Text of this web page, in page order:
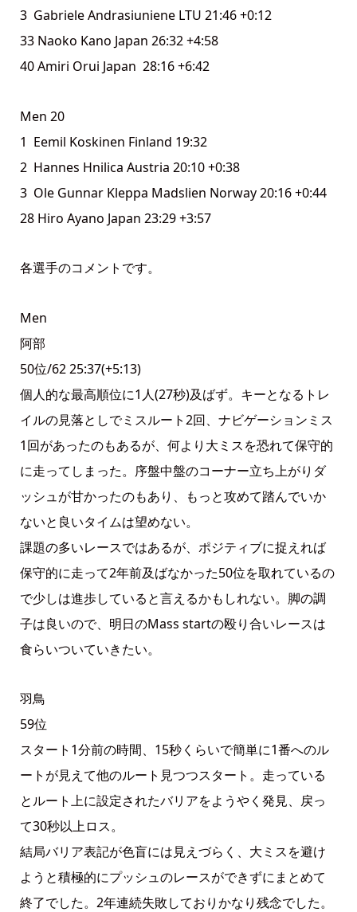
3 Gabriele Andrasiuniene LTU 21:46 +0:12
33 Naoko Kano Japan 26:32 +4:58
40 Amiri Orui Japan 28:16 +6:42
Men 20
1 Eemil Koskinen Finland 19:32
2 Hannes Hnilica Austria 20:10 +0:38
3 Ole Gunnar Kleppa Madslien Norway 20:16 +0:44
28 Hiro Ayano Japan 23:29 +3:57
各選手のコメントです。
Men
阿部
50位/62 25:37(+5:13)
個人的な最高順位に1人(27秒)及ばず。キーとなるトレ
イルの見落としでミスルート2回、ナビゲーションミス
1回があったのもあるが、何より大ミスを恐れて保守的
に走ってしまった。序盤中盤のコーナー立ち上がりダ
ッシュが甘かったのもあり、もっと攻めて踏んでいか
ないと良いタイムは望めない。
課題の多いレースではあるが、ポジティブに捉えれば
保守的に走って2年前及ばなかった50位を取れているの
で少しは進歩していると言えるかもしれない。脚の調
子は良いので、明日のMass startの殴り合いレースは
食らいついていきたい。
羽鳥
59位
スタート1分前の時間、15秒くらいで簡単に1番へのル
ートが見えて他のルート見つつスタート。走っている
とルート上に設定されたバリアをようやく発見、戻っ
て30秒以上ロス。
結局バリア表記が色盲には見えづらく、大ミスを避け
ようと積極的にプッシュのレースができずにまとめて
終了でした。2年連続失敗しておりかなり残念でした。